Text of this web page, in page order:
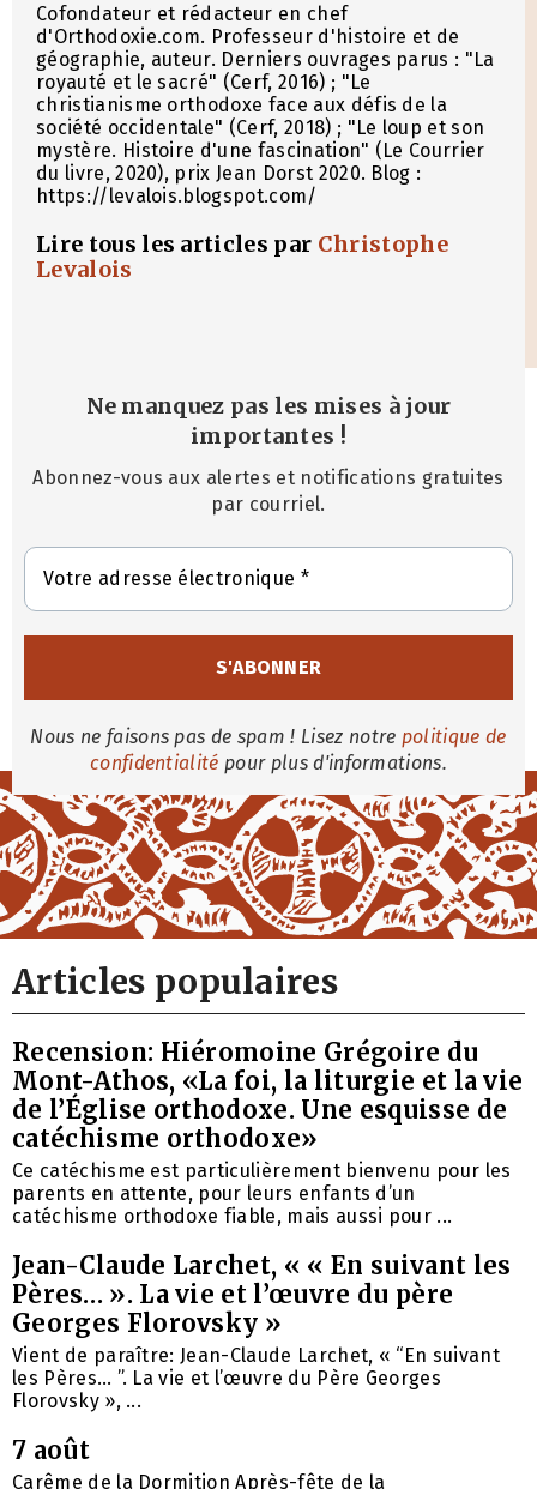
Cofondateur et rédacteur en chef
d'Orthodoxie.com. Professeur d'histoire et de
géographie, auteur. Derniers ouvrages parus : "La
royauté et le sacré" (Cerf, 2016) ; "Le
christianisme orthodoxe face aux défis de la
société occidentale" (Cerf, 2018) ; "Le loup et son
mystère. Histoire d'une fascination" (Le Courrier
du livre, 2020), prix Jean Dorst 2020. Blog :
https://levalois.blogspot.com/
Lire tous les articles par Christophe
Levalois
Ne manquez pas les mises à jour
importantes !
Abonnez-vous aux alertes et notifications gratuites
par courriel.
Nous ne faisons pas de spam ! Lisez notre politique de
confidentialité pour plus d'informations.
Articles populaires
Recension: Hiéromoine Grégoire du
Mont-Athos, «La foi, la liturgie et la vie
de l’Église orthodoxe. Une esquisse de
catéchisme orthodoxe»
Ce catéchisme est particulièrement bienvenu pour les
parents en attente, pour leurs enfants d’un
catéchisme orthodoxe fiable, mais aussi pour ...
Jean-Claude Larchet, « « En suivant les
Pères… ». La vie et l’œuvre du père
Georges Florovsky »
Vient de paraître: Jean-Claude Larchet, « “En suivant
les Pères… ”. La vie et l’œuvre du Père Georges
Florovsky », ...
7 août
Carême de la Dormition Après-fête de la